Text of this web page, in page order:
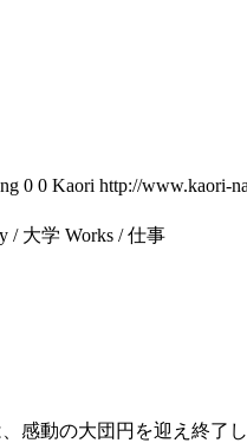
0 0 Kaori http://www.kaori-
/ 大学 Works / 仕事
動の大団円を迎え終了し